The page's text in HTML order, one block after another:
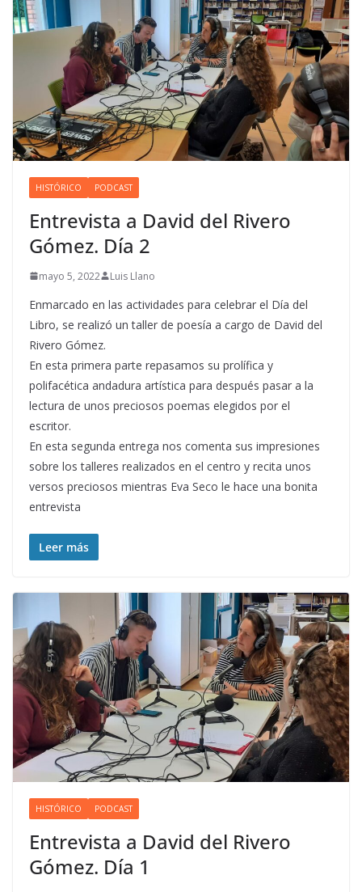
HISTÓRICO PODCAST
Entrevista a David del Rivero
Gómez. Día 2
mayo 5, 2022 Luis Llano
Enmarcado en las actividades para celebrar el Día del
Libro, se realizó un taller de poesía a cargo de David del
Rivero Gómez.
En esta primera parte repasamos su prolífica y
polifacética andadura artística para después pasar a la
lectura de unos preciosos poemas elegidos por el
escritor.
En esta segunda entrega nos comenta sus impresiones
sobre los talleres realizados en el centro y recita unos
versos preciosos mientras Eva Seco le hace una bonita
entrevista
Leer más
HISTÓRICO PODCAST
Entrevista a David del Rivero
Gómez. Día 1